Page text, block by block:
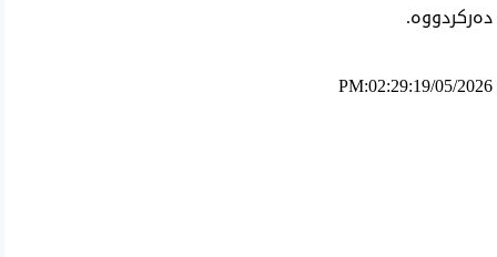
دەرکردووە.
PM:02:29:19/05/2026